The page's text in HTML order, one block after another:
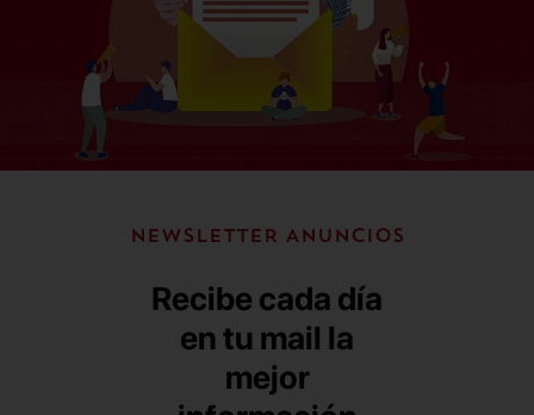
NEWSLETTER ANUNCIOS
Recibe cada día
en tu mail la
mejor